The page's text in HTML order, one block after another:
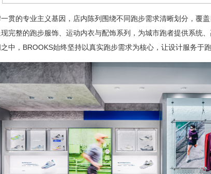
贯的专业主义基因，店内陈列围绕不同跑步需求清晰划分，覆
完整的跑步服饰、运动内衣与配饰系列，为城市跑者提供系统
中，BROOKS始终坚持以真实跑步需求为核心，让设计服务于跑